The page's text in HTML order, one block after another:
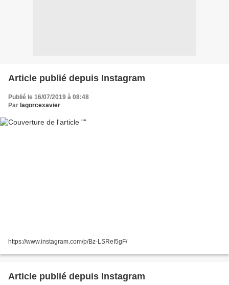
Article publié depuis Instagram
Publié le 16/07/2019 à 08:48
Par lagorcexavier
https://www.instagram.com/p/Bz-LSReI5gF/
Article publié depuis Instagram